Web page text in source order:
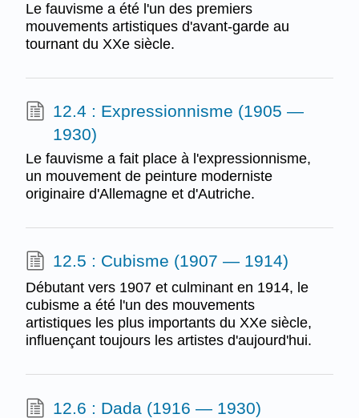
Le fauvisme a été l'un des premiers
mouvements artistiques d'avant-garde au
tournant du XXe siècle.
12.4 : Expressionnisme (1905 —
1930)
Le fauvisme a fait place à l'expressionnisme,
un mouvement de peinture moderniste
originaire d'Allemagne et d'Autriche.
12.5 : Cubisme (1907 — 1914)
Débutant vers 1907 et culminant en 1914, le
cubisme a été l'un des mouvements
artistiques les plus importants du XXe siècle,
influençant toujours les artistes d'aujourd'hui.
12.6 : Dada (1916 — 1930)